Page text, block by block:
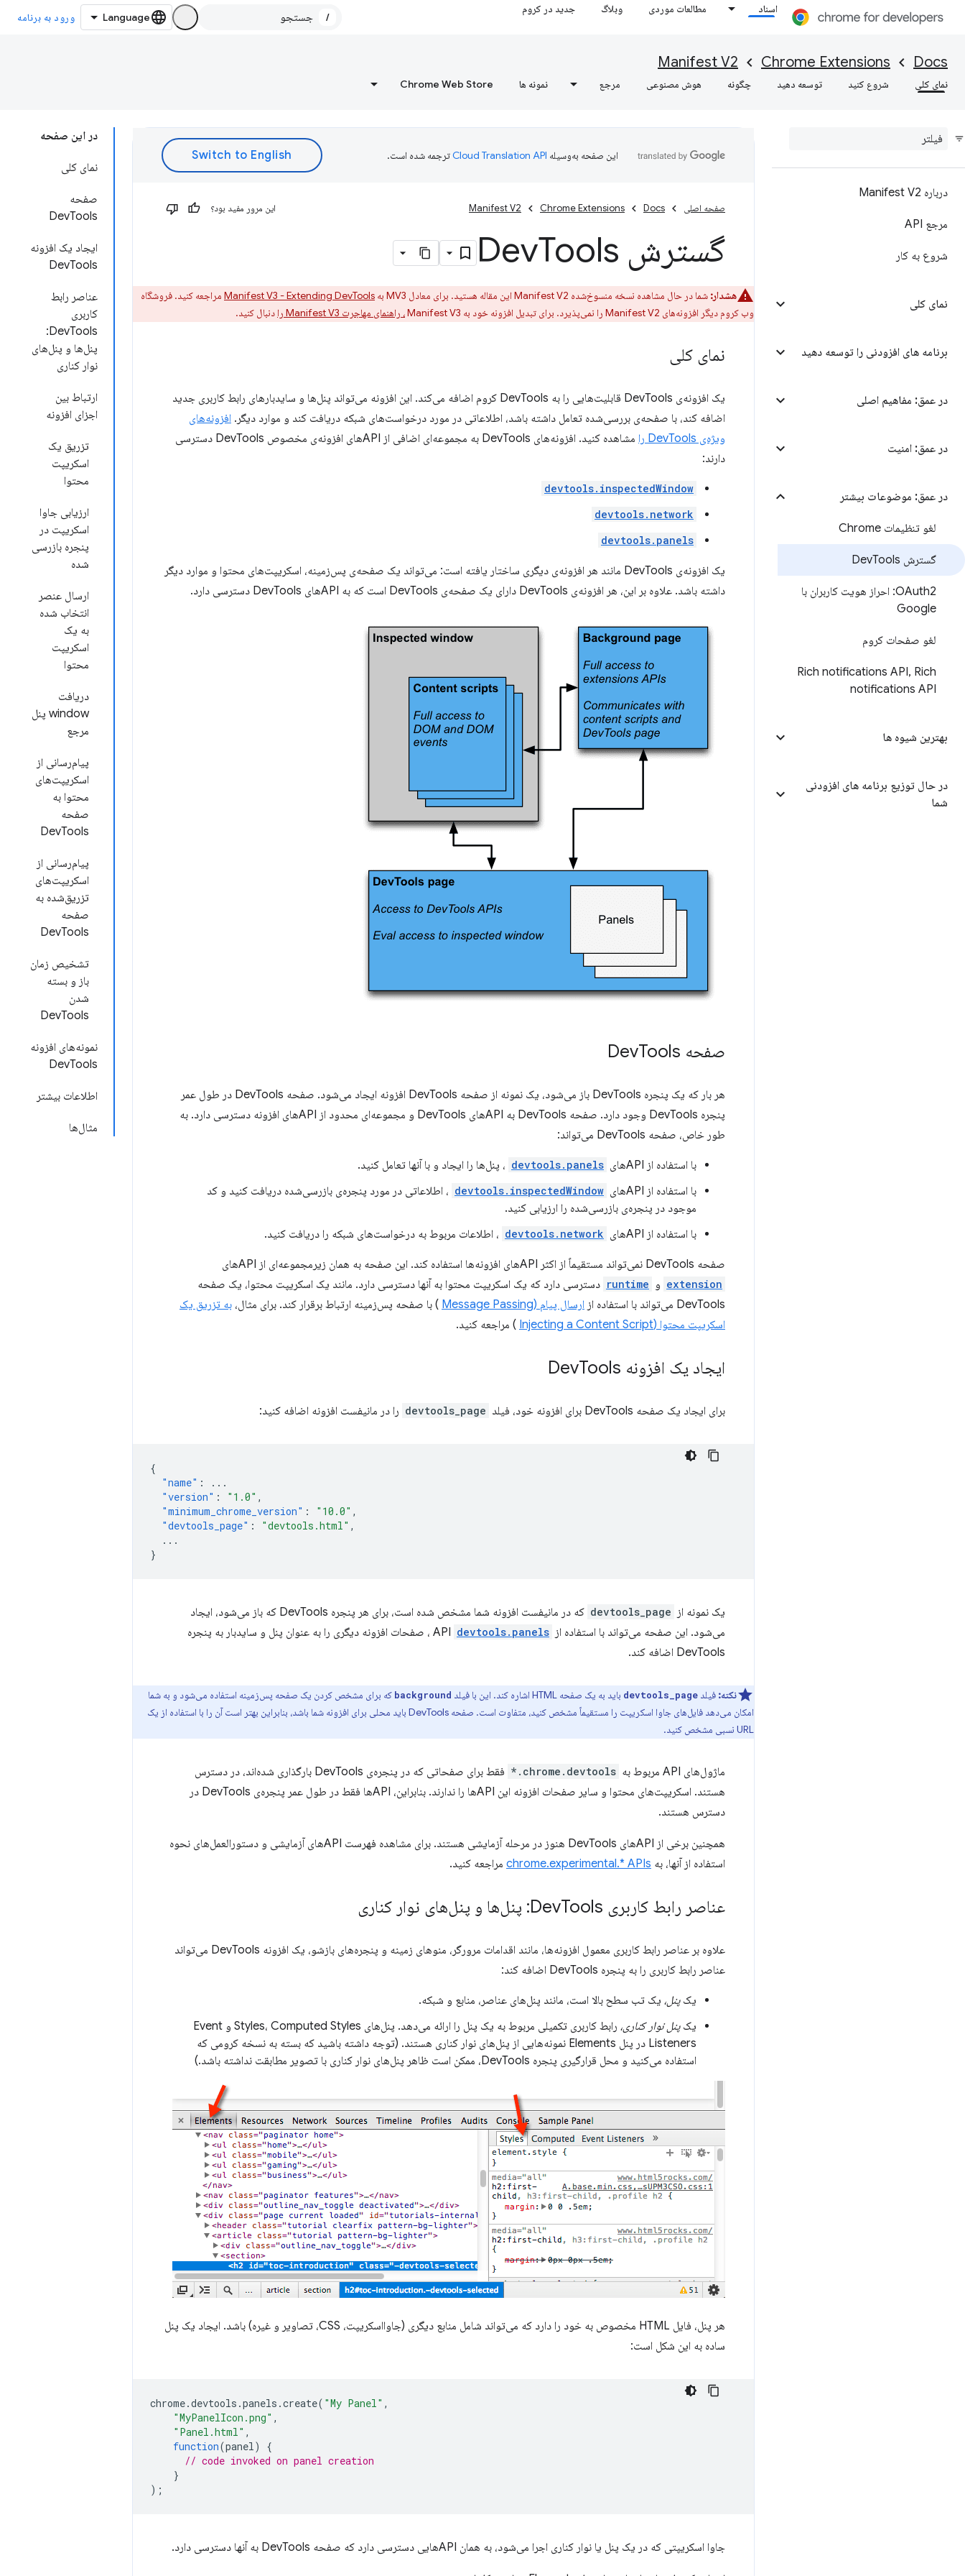
اسناد مطالعات موردی وبلاگ جدید در کروم
/ ورود به برنامه
Docs
Chrome Extensions
Manifest V2
نمای کلی شروع کنید توسعه دهید چگونه هوش مصنوعی مرجع نمونه ها Chrome Web Store
درباره Manifest V2
مرجع API
شروع به کار
نمای کلی
برنامه های افزودنی را توسعه دهید
در عمق: مفاهیم اصلی
در عمق: امنیت
در عمق: موضوعات بیشتر
لغو تنظیمات Chrome
گسترش Dev Tools
OAuth2: احراز هویت کاربران با
Google
لغو صفحات کروم
Rich notifications API, Rich
notifications API
بهترین شیوه ها
در حال توزیع برنامه های افزودنی
شما
در این صفحه
نمای کلی
صفحه
DevTools
ایجاد یک افزونه
DevTools
عناصر رابط
کاربری
DevTools:
پنل‌ها و پنل‌های
نوار کناری
ارتباط بین
اجزای افزونه
تزریق یک
اسکریپت
محتوا
ارزیابی جاوا
اسکریپت در
پنجره بازرسی
شده
ارسال عنصر
انتخاب شده
به یک
اسکریپت
محتوا
دریافت
window پنل
مرجع
پیام‌رسانی از
اسکریپت‌های
محتوا به
صفحه
DevTools
پیام‌رسانی از
اسکریپت‌های
تزریق‌شده به
صفحه
DevTools
تشخیص زمان
باز و بسته
شدن
DevTools
نمونه‌های افزونه
DevTools
اطلاعات بیشتر
مثال‌ها
این صفحه به‌وسیله ترجمه شده است.
صفحه اصلی Docs
Chrome Extensions
Manifest V2 این مرور مفید بود؟
گسترش Dev Tools
هشدار: شما در حال مشاهده نسخه منسوخ‌شده Manifest V2 این مقاله هستید. برای معادل MV3 به Manifest V3 - Extending DevTools مراجعه کنید. فروشگاه
وب کروم دیگر افزونه‌های Manifest V2 را نمی‌پذیرد. برای تبدیل افزونه خود به Manifest V3
، راهنمای مهاجرت Manifest V3 را دنبال کنید.
نمای کلی
یک افزونه‌ی DevTools قابلیت‌هایی را به DevTools کروم اضافه می‌کند. این افزونه می‌تواند پنل‌ها و سایدبارهای رابط کاربری جدید
اضافه کند، با صفحه‌ی بررسی‌شده تعامل داشته باشد، اطلاعاتی در مورد درخواست‌های شبکه دریافت کند و موارد دیگر. افزونه‌های
ویژه‌ی DevTools را
مشاهده کنید. افزونه‌های DevTools به مجموعه‌ای اضافی از APIهای افزونه‌ی مخصوص DevTools دسترسی
دارند:
devtools.inspectedWindow
devtools.network
devtools.panels
یک افزونه‌ی DevTools مانند هر افزونه‌ی دیگری ساختار یافته است: می‌تواند یک صفحه‌ی پس‌زمینه، اسکریپت‌های محتوا و موارد دیگر
داشته باشد. علاوه بر این، هر افزونه‌ی DevTools دارای یک صفحه‌ی DevTools است که به APIهای DevTools دسترسی دارد.
صفحه Dev Tools
هر بار که یک پنجره DevTools باز می‌شود، یک نمونه از صفحه DevTools افزونه ایجاد می‌شود. صفحه DevTools در طول عمر
پنجره DevTools وجود دارد. صفحه DevTools به APIهای DevTools و مجموعه‌ای محدود از APIهای افزونه دسترسی دارد. به
طور خاص، صفحه DevTools می‌تواند:
با استفاده از APIهای devtools.panels ، پنل‌ها را ایجاد و با آنها تعامل کنید.
با استفاده از APIهای
devtools.inspectedWindow ، اطلاعاتی در مورد پنجره‌ی بازرسی‌شده دریافت کنید و کد
موجود در پنجره‌ی بازرسی‌شده را ارزیابی کنید.
با استفاده از APIهای
devtools.network ، اطلاعات مربوط به درخواست‌های شبکه را دریافت کنید.
صفحه DevTools نمی‌تواند مستقیماً از اکثر APIهای افزونه‌ها استفاده کند. این صفحه به همان زیرمجموعه‌ای از APIهای
extension و runtime دسترسی دارد که یک اسکریپت محتوا به آنها دسترسی دارد. مانند یک اسکریپت محتوا، یک صفحه
DevTools می‌تواند با استفاده از
ارسال پیام (Message Passing ) با صفحه پس‌زمینه ارتباط برقرار کند. برای مثال، به تزریق یک
اسکریپت محتوا (Injecting a Content Script
) مراجعه کنید.
ایجاد یک افزونه Dev Tools
برای ایجاد یک صفحه DevTools برای افزونه خود، فیلد devtools_page را در مانیفست افزونه اضافه کنید:
{
"name" :
...
"version" : "1.0" ,
"minimum_chrome_version" : "10.0" ,
"devtools_page" : "devtools.html" ,
...
}
یک نمونه از devtools_page
که در مانیفست افزونه شما مشخص شده است، برای هر پنجره DevTools که باز می‌شود، ایجاد
می‌شود. این صفحه می‌تواند با استفاده از API devtools.panels
، صفحات افزونه دیگری را به عنوان پنل و سایدبار به پنجره
DevTools اضافه کند.
نکته: فیلد devtools_page باید به یک صفحه HTML اشاره کند. این با فیلد background که برای مشخص کردن یک صفحه پس‌زمینه استفاده می‌شود و به شما
امکان می‌دهد فایل‌های جاوا اسکریپت را مستقیماً مشخص کنید، متفاوت است. صفحه DevTools باید محلی برای افزونه شما باشد، بنابراین بهتر است آن را با استفاده از یک
URL نسبی مشخص کنید.
ماژول‌های API مربوط به chrome.devtools.*
فقط برای صفحاتی که در پنجره‌ی DevTools بارگذاری شده‌اند، در دسترس
هستند. اسکریپت‌های محتوا و سایر صفحات افزونه این APIها را ندارند. بنابراین، APIها فقط در طول عمر پنجره‌ی DevTools در
دسترس هستند.
همچنین برخی از APIهای DevTools هنوز در مرحله آزمایشی هستند. برای مشاهده فهرست APIهای آزمایشی و دستورالعمل‌های نحوه
استفاده از آنها، به chrome.experimental.* APIs مراجعه کنید.
عناصر رابط کاربری Dev Tools: پنل‌ها و پنل‌های نوار کناری
علاوه بر عناصر رابط کاربری معمول افزونه‌ها، مانند اقدامات مرورگر، منوهای زمینه و پنجره‌های بازشو، یک افزونه DevTools می‌تواند
عناصر رابط کاربری را به پنجره DevTools اضافه کند:
یکپنل، یک تب سطح بالا است، مانند پنل‌های عناصر، منابع و شبکه.
یکپنل نوار کناری،
رابط کاربری تکمیلی مربوط به یک پنل را ارائه می‌دهد. پنل‌های Styles، Computed Styles و Event
Listeners در پنل Elements نمونه‌هایی از پنل‌های نوار کناری هستند. (توجه داشته باشید که بسته به نسخه کرومی که
استفاده می‌کنید و محل قرارگیری پنجره DevTools، ممکن است ظاهر پنل‌های نوار کناری با تصویر مطابقت نداشته باشد.)
هر پنل، فایل HTML مخصوص به خود را دارد که می‌تواند شامل منابع دیگری (جاوااسکریپت، CSS، تصاویر و غیره) باشد. ایجاد یک پنل
ساده به این شکل است:
chrome.devtools .panels .create( "My Panel" ,
"MyPanelIcon.png" ,
"Panel.html" ,
function(panel)
{
// code invoked on panel creation
}
);
جاوا اسکریپتی که در یک پنل یا نوار کناری اجرا می‌شود، به همان APIهایی دسترسی دارد که صفحه DevTools به آنها دسترسی دارد.